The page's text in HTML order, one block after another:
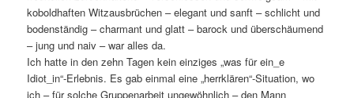
koboldhaften Witzausbrüchen – elegant und sanft – schlicht und
bodenständig – charmant und glatt – barock und überschäumend
– jung und naiv – war alles da.
Ich hatte in den zehn Tagen kein einziges „was für ein_e
Idiot_in“-Erlebnis. Es gab einmal eine „herrklären“-Situation, wo
ich – für solche Gruppenarbeit ungewöhnlich – den Mann